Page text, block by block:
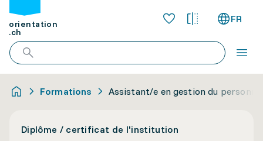
orientation
.ch
FR
Formations Assistant/e en gestion du
Diplôme / certificat de l'institution